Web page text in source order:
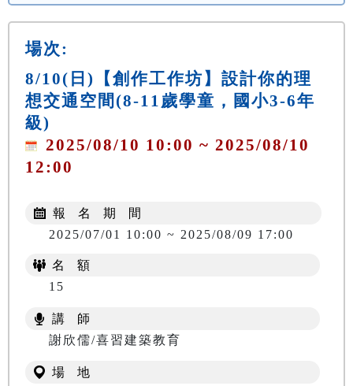
場次:
8/10(日)【創作工作坊】設計你的理
想交通空間(8-11歲學童，國小3-6年
級)
2025/08/10 10:00 ~ 2025/08/10
12:00
報 名 期 間
2025/07/01 10:00 ~ 2025/08/09 17:00
名 額
15
講 師
謝欣儒/喜習建築教育
場 地